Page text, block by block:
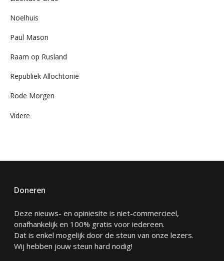
Noelhuis
Paul Mason
Raam op Rusland
Republiek Allochtonië
Rode Morgen
Videre
Doneren
Deze nieuws- en opiniesite is niet-commercieel,
onafhankelijk en 100% gratis voor iedereen.
Dat is enkel mogelijk door de steun van onze lezers.
Wij hebben jouw steun hard nodig!